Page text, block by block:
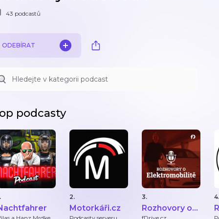
43 podcastů
ODEBÍRAT
podcasty
2.
Motorkáři.cz
3.
Rozhovory o
4.